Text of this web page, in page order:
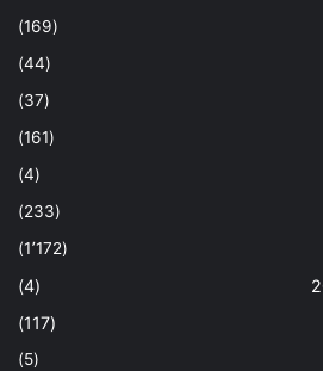
(169)
(44)
(37)
(161)
(4)
(233)
(1٬172)
(4)
(117)
(5)